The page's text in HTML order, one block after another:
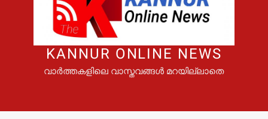
KANNUR ONLINE NEWS
വാർത്തകളിലെ വാസ്തവങ്ങൾ മറയില്ലാതെ